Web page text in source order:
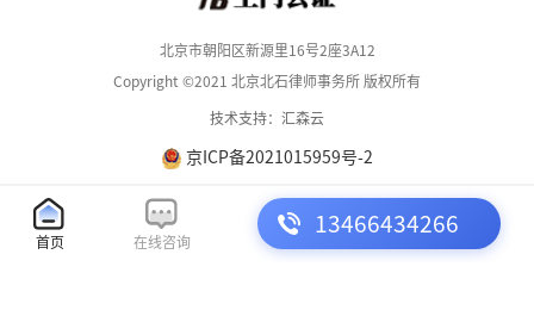
首页 在线咨询
13466434266
北京市朝阳区新源里16号2座3A12
Copyright ©2021 北京北石律师事务所 版权所有
技术支持：汇森云
京ICP备2021015959号-2